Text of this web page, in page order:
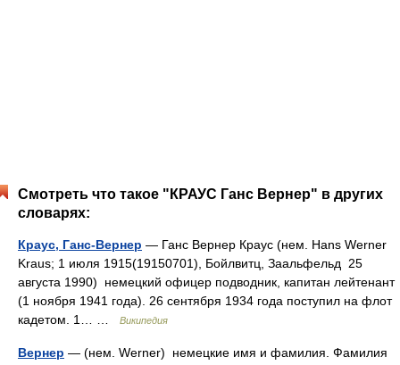
Смотреть что такое "КРАУС Ганс Вернер" в других
словарях:
Краус, Ганс-Вернер — Ганс Вернер Краус (нем. Hans Werner
Kraus; 1 июля 1915(19150701), Бойлвитц, Заальфельд 25
августа 1990) немецкий офицер подводник, капитан лейтенант
(1 ноября 1941 года). 26 сентября 1934 года поступил на флот
кадетом. 1… …
Википедия
Вернер — (нем. Werner) немецкие имя и фамилия. Фамилия